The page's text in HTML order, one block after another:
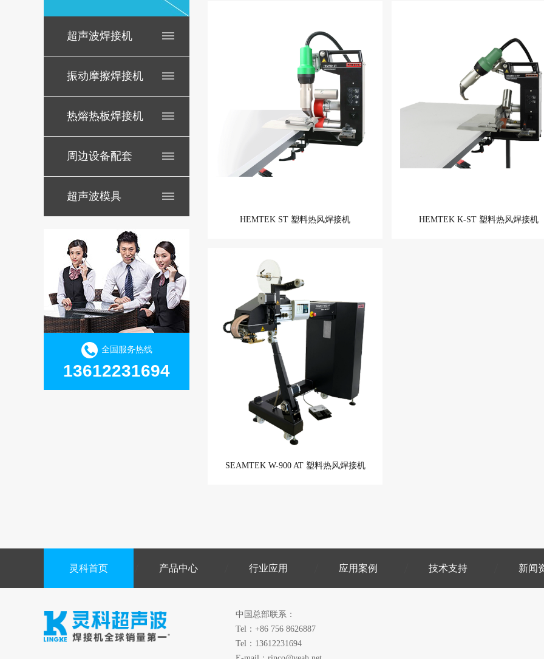
超声波焊接机
振动摩擦焊接机
热熔热板焊接机
周边设备配套
超声波模具
全国服务热线
13612231694
HEMTEK ST 塑料热风焊接机 HEMTEK K-ST 塑料热风焊接机
SEAMTEK W-900 AT 塑料热风焊接机
灵科首页 产品中心 行业应用 应用案例 技术支持 新闻
中国总部联系：
Tel：+86 756 8626887
Tel：13612231694